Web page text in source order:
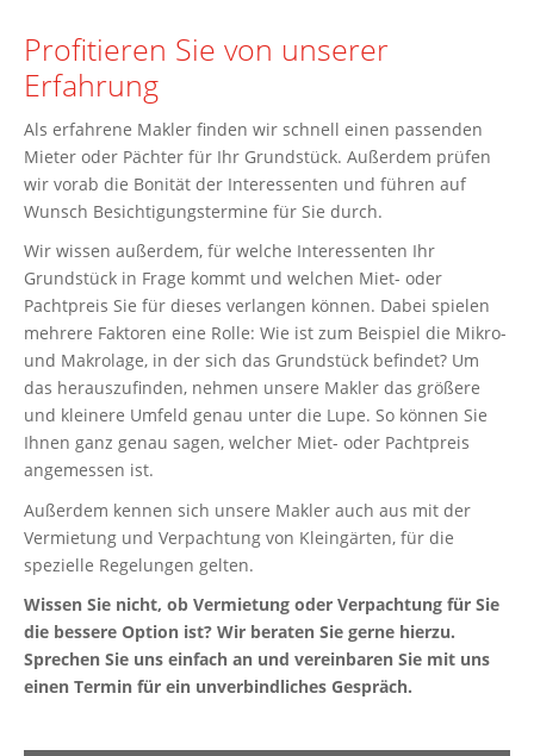
Profitieren Sie von unserer
Erfahrung
Als erfahrene Makler finden wir schnell einen passenden
Mieter oder Pächter für Ihr Grundstück. Außerdem prüfen
wir vorab die Bonität der Interessenten und führen auf
Wunsch Besichtigungstermine für Sie durch.
Wir wissen außerdem, für welche Interessenten Ihr
Grundstück in Frage kommt und welchen Miet- oder
Pachtpreis Sie für dieses verlangen können. Dabei spielen
mehrere Faktoren eine Rolle: Wie ist zum Beispiel die Mikro-
und Makrolage, in der sich das Grundstück befindet? Um
das herauszufinden, nehmen unsere Makler das größere
und kleinere Umfeld genau unter die Lupe. So können Sie
Ihnen ganz genau sagen, welcher Miet- oder Pachtpreis
angemessen ist.
Außerdem kennen sich unsere Makler auch aus mit der
Vermietung und Verpachtung von Kleingärten, für die
spezielle Regelungen gelten.
Wissen Sie nicht, ob Vermietung oder Verpachtung für Sie
die bessere Option ist? Wir beraten Sie gerne hierzu.
Sprechen Sie uns einfach an und vereinbaren Sie mit uns
einen Termin für ein unverbindliches Gespräch.